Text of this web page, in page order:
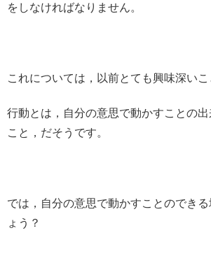
をしなければなりません。
これについては，以前とても興味深いこ
行動とは，自分の意思で動かすことの
こと，だそうです。
では，自分の意思で動かすことのでき
ょう？